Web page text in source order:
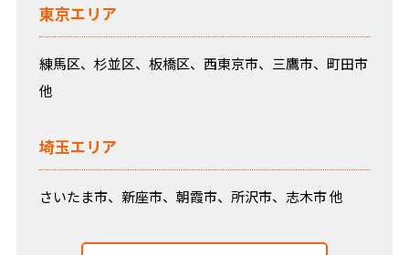
東京エリア
練馬区、杉並区、板橋区、西東京市、三鷹市、町田市
他
埼玉エリア
さいたま市、新座市、朝霞市、所沢市、志木市 他